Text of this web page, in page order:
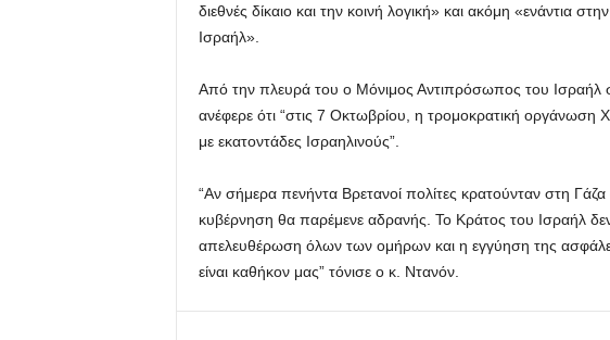
διεθνές δίκαιο και την κοινή λογική» και ακόμη «ενάντια
Ισραήλ».
Από την πλευρά του ο Μόνιμος Αντιπρόσωπος του
ανέφερε ότι “στις 7 Οκτωβρίου, η τρομοκρατική οργάνωση
με εκατοντάδες Ισραηλινούς”.
“Αν σήμερα πενήντα Βρετανοί πολίτες κρατούνταν στη
κυβέρνηση θα παρέμενε αδρανής. Το Κράτος του Ισραήλ δεν
απελευθέρωση όλων των ομήρων και η εγγύηση της
είναι καθήκον μας” τόνισε ο κ. Ντανόν.